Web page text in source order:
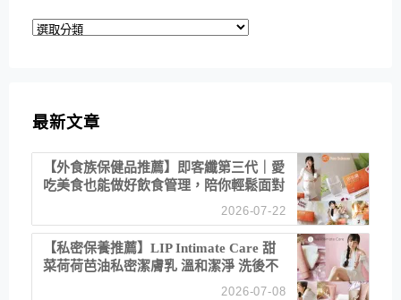
分
最新文章
【外食族保健品推薦】即客纖第三代｜愛
吃美食也能做好飲食管理，陪你輕鬆面對
2026-07-22
【私密保養推薦】LIP Intimate Care 甜
菜荷荷芭油私密潔膚乳 溫和潔淨 洗後不
2026-07-08